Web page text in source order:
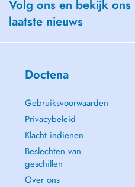
Volg ons en bekijk ons
laatste nieuws
Doctena
Gebruiksvoorwaarden
Privacybeleid
Klacht indienen
Beslechten van
geschillen
Over ons